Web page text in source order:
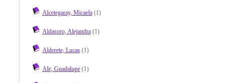
Alcetegaray, Micaela(1)
Aldasoro, Alejandra(1)
Alderete, Lucas(1)
Ale, Guadalupe(1)